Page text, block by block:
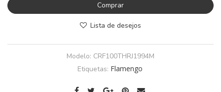
Comprar
Lista de desejos
Modelo: CRF100THRJ1994M
Etiquetas: Flamengo